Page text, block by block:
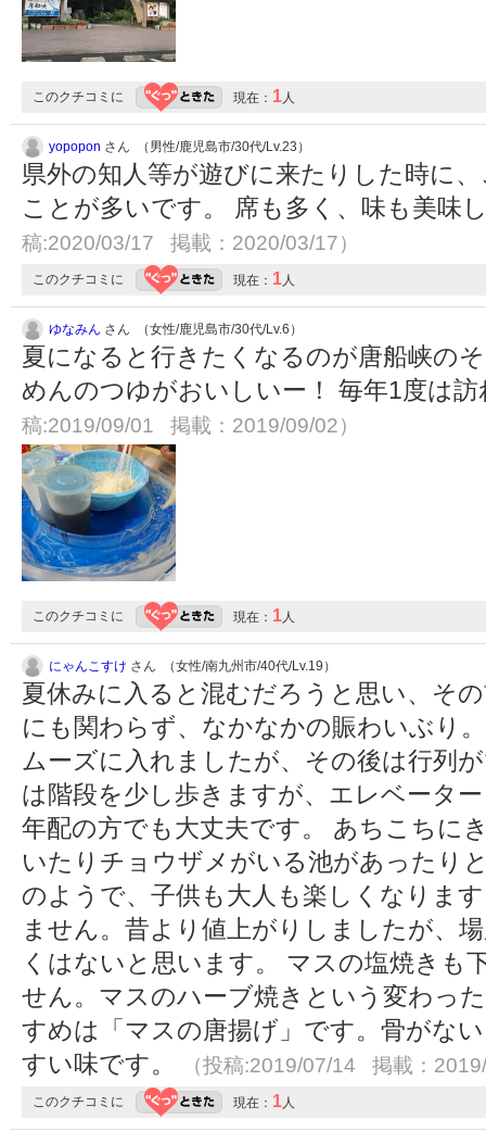
このクチコミに 現在： 1人
yopopon さん （男性/鹿児島市/30代/Lv.23）
県外の知人等が遊びに来たりした時に
ことが多いです。 席も多く、味も美味
稿:2020/03/17 掲載：2020/03/17）
このクチコミに 現在： 1人
ゆなみん さん （女性/鹿児島市/30代/Lv.6）
夏になると行きたくなるのが唐船峡の
めんのつゆがおいしいー！ 毎年1度は
稿:2019/09/01 掲載：2019/09/02）
このクチコミに 現在： 1人
にゃんこすけ さん （女性/南九州市/40代/Lv.19）
夏休みに入ると混むだろうと思い、そ
にも関わらず、なかなかの賑わいぶり
ムーズに入れましたが、その後は行列
は階段を少し歩きますが、エレベータ
年配の方でも大丈夫です。 あちこちに
いたりチョウザメがいる池があったり
のようで、子供も大人も楽しくなりま
ません。昔より値上がりしましたが、
くはないと思います。 マスの塩焼きも
せん。マスのハーブ焼きという変わっ
すめは「マスの唐揚げ」です。骨がな
すい味です。
（投稿:2019/07/14 掲載：
このクチコミに 現在： 1人